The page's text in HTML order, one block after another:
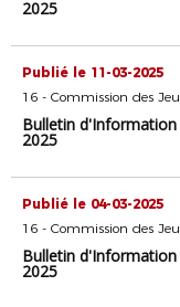
2025
Publié le 11-03-2025
16 - Commission des
Bulletin d'Information
2025
Publié le 04-03-2025
16 - Commission des
Bulletin d'Information
2025